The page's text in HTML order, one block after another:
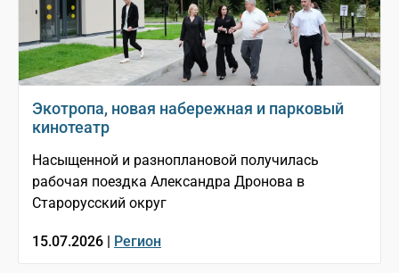
Экотропа, новая набережная и парковый
кинотеатр
Насыщенной и разноплановой получилась
рабочая поездка Александра Дронова в
Старорусский округ
15.07.2026 | Регион